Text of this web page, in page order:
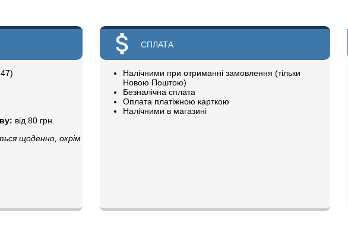
від 80 грн.
щоденно, окрім
СПЛАТА
Налічними при отриманні замовлення (тільки
Новою Поштою)
Безналічна сплата
Оплата платіжною карткою
Налічними в магазині